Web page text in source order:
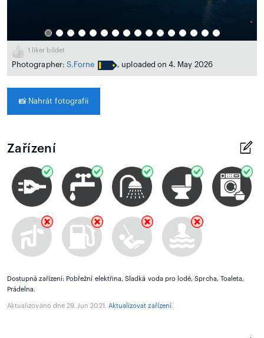
1 liker bildet
Photographer: S.Forne , uploaded on 4. May 2026
📸 Nahrát fotografii
Zařízení
Dostupná zařízení: Pobřežní elektřina, Sladká voda pro lodě, Sprcha, Toaleta,
Prádelna.
Aktualizováno dne 29. Jun 2021. Aktualizovat zařízení.